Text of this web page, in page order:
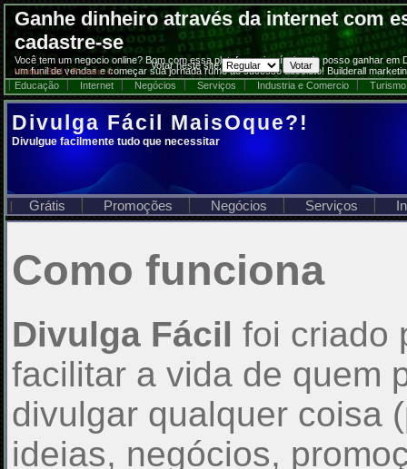
Ganhe dinheiro através da internet com
cadastre-se
Você tem um negocio online? Bom com essa plataforma incrível onde posso ganhar
um funil de vendas e começar sua jornada rumo ao sucesso absoluto! Builderall
Visitas: 844 | Pontos: 0
Votar neste site:
Educação
Internet Negócios Serviços Industria e Comercio Turismo